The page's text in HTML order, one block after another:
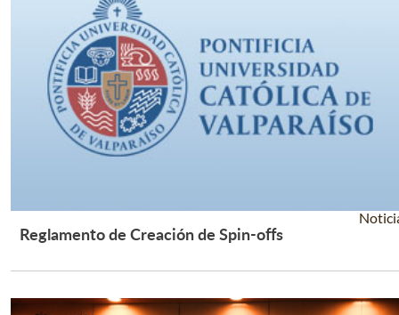
Reglamento de Creación de Spin-offs